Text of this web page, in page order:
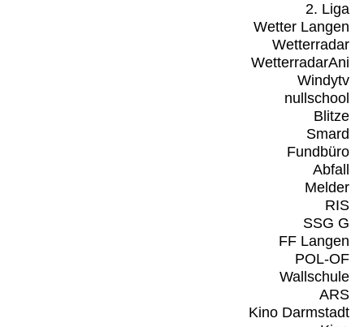
2. Liga
Wetter Langen
Wetterradar
WetterradarAni
Windytv
nullschool
Blitze
Smard
Fundbüro
Abfall
Melder
RIS
SSG G
FF Langen
POL-OF
Wallschule
ARS
Kino Darmstadt